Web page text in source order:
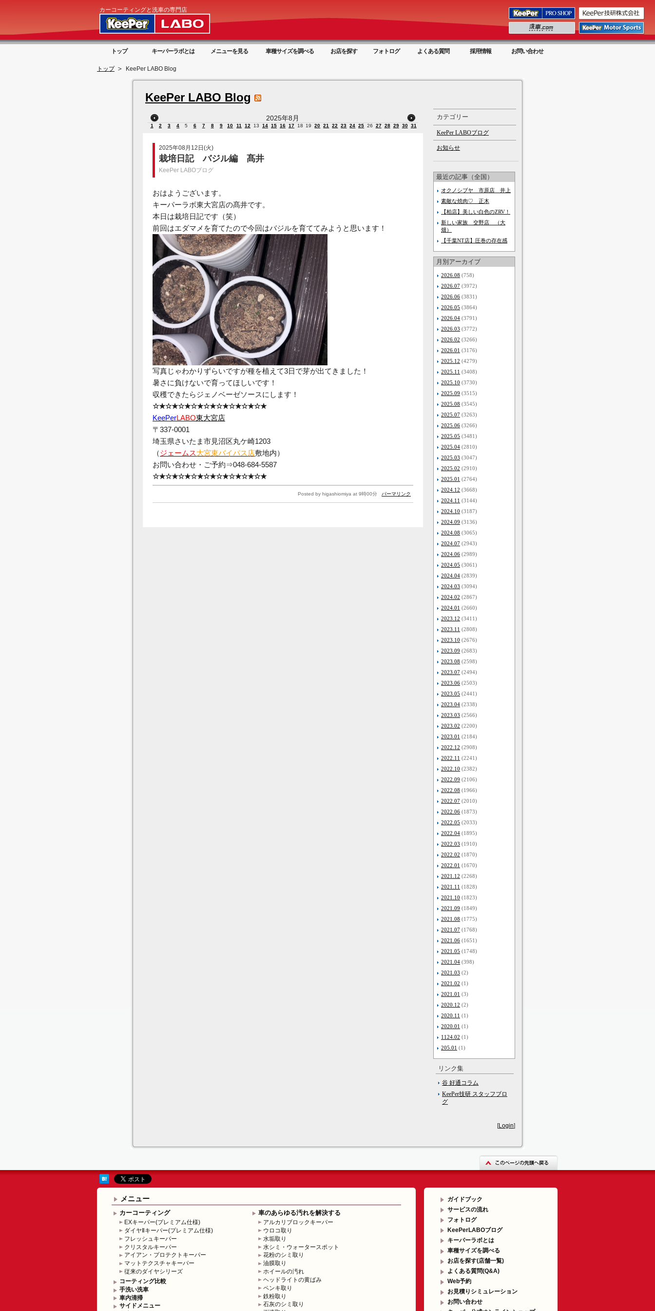
カーコーティングと洗車の専門店
トップ キーパーラボとは メニューを見る 車種サイズを調べる お店を探す フォトログ よくある質問 採用情報 お問い合わせ
トップ KeePer LABO Blog
KeePer LABO Blog
2025年8月
1 2 3 4 5 6 7 8 9 10 11 12 13 14 15 16 17 18 19 20 21 22 23 24 25 26 27 28 29 30 31
2025年08月12日(火)
栽培日記 バジル編 髙井
KeePer LABOブログ
おはようございます。
キーパーラボ東大宮店の髙井です。
本日は栽培日記です（笑）
前回はエダマメを育てたので今回はバジルを育ててみようと思います！
写真じゃわかりずらいですが種を植えて3日で芽が出てきました！
暑さに負けないで育ってほしいです！
収穫できたらジェノベーゼソースにします！
☆★☆★☆★☆★☆★☆★☆★☆★☆★
KeePerLABO東大宮店
〒337-0001
埼玉県さいたま市見沼区丸ケ崎1203
（ジェームス大宮東バイパス店敷地内）
お問い合わせ・ご予約⇒048-684-5587
☆★☆★☆★☆★☆★☆★☆★☆★☆★
Posted by higashiomiya at 9時00分 パーマリンク
カテゴリー
KeePer LABOブログ
お知らせ
最近の記事（全国）
オクノシブヤ 市原店 井上
素敵な焼肉♡ 正木
【柏店】美しい白色のZRV！
新しい家族 交野店 （大
畑）
【千葉NT店】圧巻の存在感
月別アーカイブ
2026.08 (758)
2026.07 (3972)
2026.06 (3831)
2026.05 (3864)
2026.04 (3791)
2026.03 (3772)
2026.02 (3266)
2026.01 (3176)
2025.12 (4279)
2025.11 (3408)
2025.10 (3730)
2025.09 (3515)
2025.08 (3545)
2025.07 (3263)
2025.06 (3266)
2025.05 (3481)
2025.04 (2810)
2025.03 (3047)
2025.02 (2910)
2025.01 (2764)
2024.12 (3668)
2024.11 (3144)
2024.10 (3187)
2024.09 (3136)
2024.08 (3065)
2024.07 (2943)
2024.06 (2989)
2024.05 (3061)
2024.04 (2839)
2024.03 (3094)
2024.02 (2867)
2024.01 (2660)
2023.12 (3411)
2023.11 (2808)
2023.10 (2676)
2023.09 (2683)
2023.08 (2598)
2023.07 (2494)
2023.06 (2503)
2023.05 (2441)
2023.04 (2338)
2023.03 (2566)
2023.02 (2200)
2023.01 (2184)
2022.12 (2908)
2022.11 (2241)
2022.10 (2382)
2022.09 (2106)
2022.08 (1966)
2022.07 (2010)
2022.06 (1873)
2022.05 (2033)
2022.04 (1895)
2022.03 (1910)
2022.02 (1870)
2022.01 (1670)
2021.12 (2268)
2021.11 (1828)
2021.10 (1823)
2021.09 (1849)
2021.08 (1775)
2021.07 (1768)
2021.06 (1651)
2021.05 (1748)
2021.04 (398)
2021.03 (2)
2021.02 (1)
2021.01 (3)
2020.12 (2)
2020.11 (1)
2020.01 (1)
1124.02 (1)
205.01 (1)
リンク集
谷 好通コラム
KeePer技研 スタッフブロ
グ
[Login]
メニュー
カーコーティング
EXキーパー(プレミアム仕様)
ダイヤⅡキーパー(プレミアム仕様)
フレッシュキーパー
クリスタルキーパー
アイアン・プロテクトキーパー
マットテクスチャキーパー
従来のダイヤシリーズ
コーティング比較
手洗い洗車
車内清掃
サイドメニュー
車のあらゆる汚れを解決する
アルカリブロックキーパー
ウロコ取り
水垢取り
水シミ・ウォータースポット
花粉のシミ取り
油膜取り
ホイールの汚れ
ヘッドライトの黄ばみ
ペンキ取り
鉄粉取り
石灰のシミ取り
ガイドブック
サービスの流れ
フォトログ
KeePerLABOブログ
キーパーラボとは
車種サイズを調べる
お店を探す(店舗一覧)
よくある質問(Q&A)
Web予約
お見積りシミュレーション
お問い合わせ